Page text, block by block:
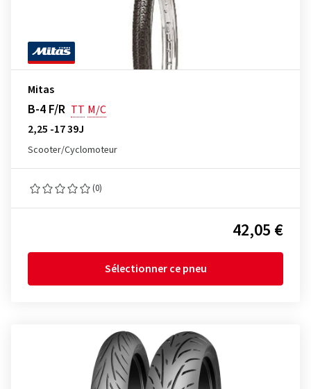
Mitas
B-4 F/R TT M/C
2,25 -17 39J
Scooter/Cyclomoteur
(0)
42,05 €
Sélectionner ce pneu